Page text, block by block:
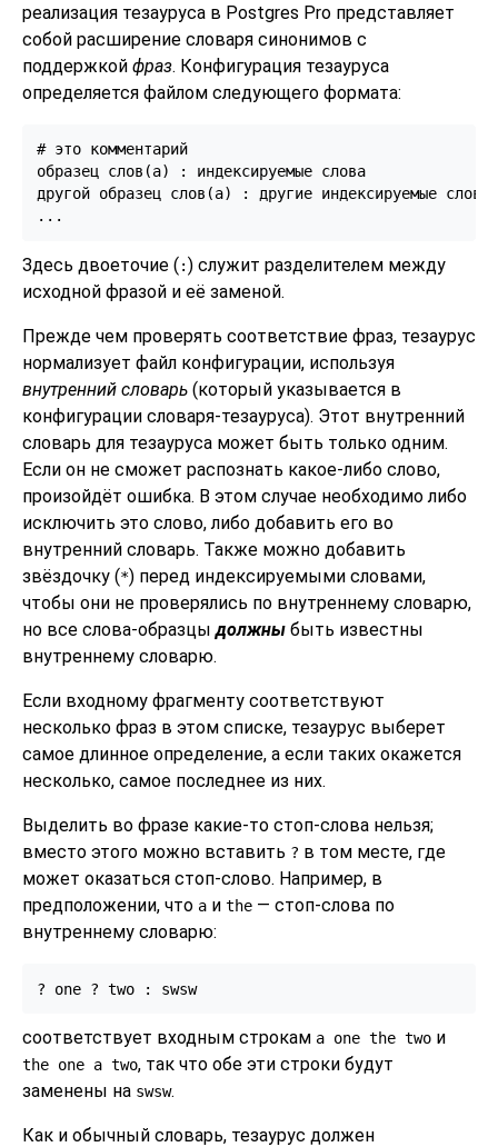
реализация тезауруса в Postgres Pro представляет
собой расширение словаря синонимов с
поддержкой фраз. Конфигурация тезауруса
определяется файлом следующего формата:
# это комментарий
образец слов(а) : индексируемые слова
другой образец слов(а) : другие индексируемые слова
...
Здесь двоеточие (:) служит разделителем между
исходной фразой и её заменой.
Прежде чем проверять соответствие фраз, тезаурус
нормализует файл конфигурации, используя
внутренний словарь (который указывается в
конфигурации словаря-тезауруса). Этот внутренний
словарь для тезауруса может быть только одним.
Если он не сможет распознать какое-либо слово,
произойдёт ошибка. В этом случае необходимо либо
исключить это слово, либо добавить его во
внутренний словарь. Также можно добавить
звёздочку (*) перед индексируемыми словами,
чтобы они не проверялись по внутреннему словарю,
но все слова-образцыдолжны быть известны
внутреннему словарю.
Если входному фрагменту соответствуют
несколько фраз в этом списке, тезаурус выберет
самое длинное определение, а если таких окажется
несколько, самое последнее из них.
Выделить во фразе какие-то стоп-слова нельзя;
вместо этого можно вставить ? в том месте, где
может оказаться стоп-слово. Например, в
предположении, что a и the — стоп-слова по
внутреннему словарю:
? one ? two : swsw
соответствует входным строкам a one the two и
the one a two, так что обе эти строки будут
заменены на swsw.
Как и обычный словарь, тезаурус должен